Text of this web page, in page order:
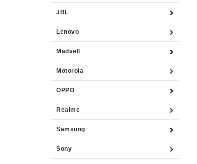
JBL
Lenovo
Madvell
Motorola
OPPO
Realme
Samsung
Sony